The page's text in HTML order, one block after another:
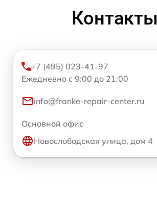
Контакты
+7 (495) 023-41-97
Ежедневно с 9:00 до 21:00
info@franke-repair-center.ru
Основной офис
Новослободская улица, дом 4